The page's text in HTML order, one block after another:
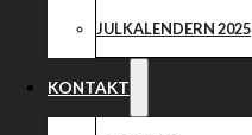
JULKALENDERN 2025
KONTAKT